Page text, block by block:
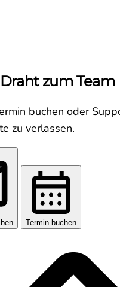
zum Team
buchen oder
zu verlassen.
Termin buchen